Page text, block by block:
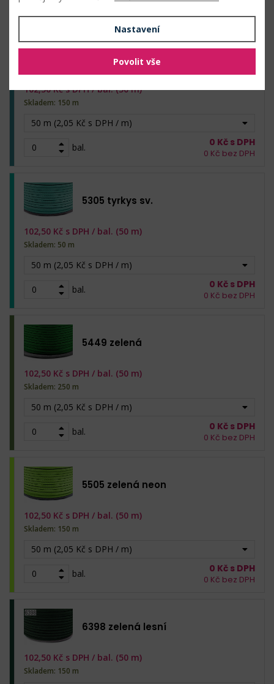
5277 tyrkys
50 m (2,05 Kč s DPH / m)
bal.
102,50Kč s DPH /bal. (50 m)
Skladem: 150 m
0 Kč s DPH
0 Kč bez DPH
5305 tyrkys sv.
50 m (2,05 Kč s DPH / m)
bal.
102,50 Kč s DPH / bal. (50 m)
Skladem: 50 m
0 Kč s DPH
0 Kč bez DPH
5449 zelená
50 m (2,05 Kč s DPH / m)
bal.
102,50 Kč s DPH / bal. (50 m)
Skladem: 250 m
0 Kč s DPH
0 Kč bez DPH
5505 zelená neon
50 m (2,05 Kč s DPH / m)
bal.
102,50 Kč s DPH / bal. (50 m)
Skladem: 150 m
0 Kč s DPH
0 Kč bez DPH
6398 zelená lesní
102,50 Kč s DPH / bal. (50 m)
Skladem: 150 m
Nastavení
Povolit vše